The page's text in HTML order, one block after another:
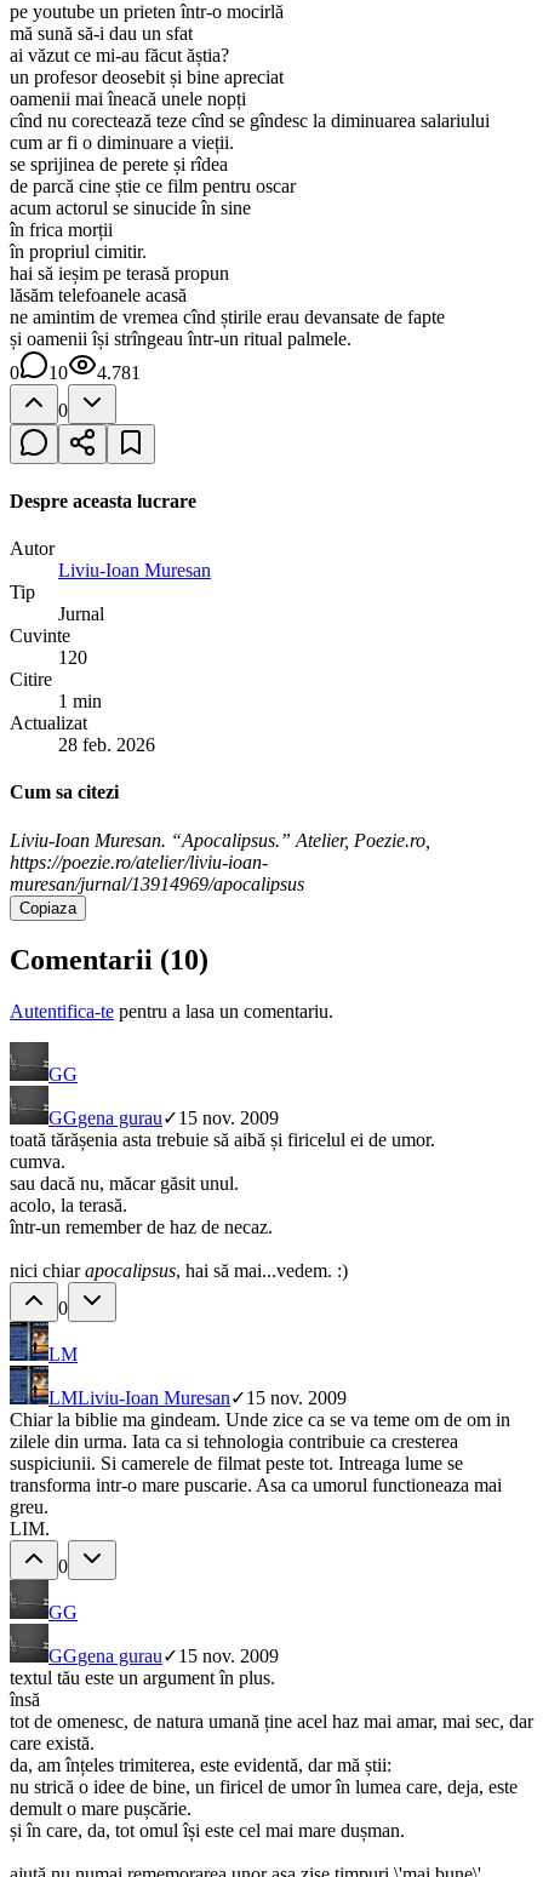
pe youtube un prieten într-o mocirlă
mă sună să-i dau un sfat
ai văzut ce mi-au făcut ăștia?
un profesor deosebit și bine apreciat
oamenii mai îneacă unele nopți
cînd nu corectează teze cînd se gîndesc la diminuarea salariului
cum ar fi o diminuare a vieții.
se sprijinea de perete și rîdea
de parcă cine știe ce film pentru oscar
acum actorul se sinucide în sine
în frica morții
în propriul cimitir.
hai să ieșim pe terasă propun
lăsăm telefoanele acasă
ne amintim de vremea cînd știrile erau devansate de fapte
și oamenii își strîngeau într-un ritual palmele.
0
10
4.781
0
Despre aceasta lucrare
Autor
Liviu-Ioan Muresan
Tip
Jurnal
Cuvinte
120
Citire
1 min
Actualizat
28 feb. 2026
Cum sa citezi
Liviu-Ioan Muresan. “Apocalipsus.” Atelier, Poezie.ro,
https://poezie.ro/atelier/liviu-ioan-
muresan/jurnal/13914969/apocalipsus
Copiaza
Comentarii (10)
Autentifica-te pentru a lasa un comentariu.
GG
GGgena gurau✓15 nov. 2009
toată tărășenia asta trebuie să aibă și firicelul ei de umor.
cumva.
sau dacă nu, măcar găsit unul.
acolo, la terasă.
într-un remember de haz de necaz.
nici chiarapocalipsus, hai să mai...vedem. :)
0
LM
LMLiviu-Ioan Muresan✓15 nov. 2009
Chiar la biblie ma gindeam. Unde zice ca se va teme om de om in
zilele din urma. Iata ca si tehnologia contribuie ca cresterea
suspiciunii. Si camerele de filmat peste tot. Intreaga lume se
transforma intr-o mare puscarie. Asa ca umorul functioneaza mai
greu.
LIM.
0
GG
GGgena gurau✓15 nov. 2009
textul tău este un argument în plus.
însă
tot de omenesc, de natura umană ține acel haz mai amar, mai sec, dar
care există.
da, am înțeles trimiterea, este evidentă, dar mă știi:
nu strică o idee de bine, un firicel de umor în lumea care, deja, este
demult o mare pușcărie.
și în care, da, tot omul își este cel mai mare dușman.